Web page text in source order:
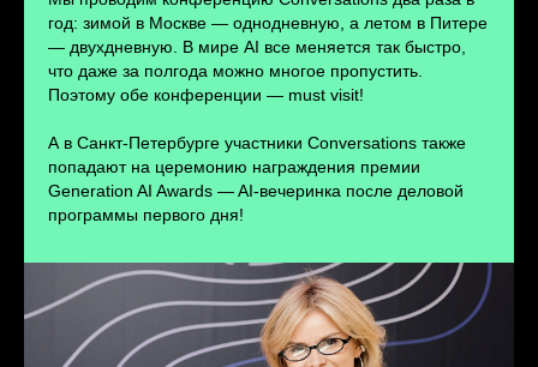
год: зимой в Москве — однодневную, а летом в Питере
— двухдневную. В мире AI все меняется так быстро,
что даже за полгода можно многое пропустить.
Поэтому обе конференции — must visit!
А в Санкт-Петербурге участники Conversations также
попадают на церемонию награждения премии
Generation AI Awards — AI-вечеринка после деловой
программы первого дня!
ПЕРЕЙТИ